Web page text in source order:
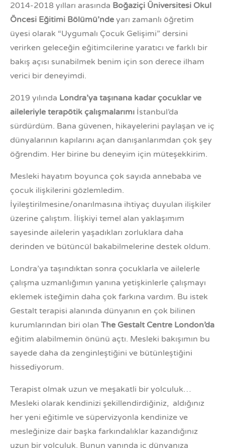
2014-2018 yılları arasında Boğaziçi Üniversitesi Okul
Öncesi Eğitimi Bölümü’nde yarı zamanlı öğretim
üyesi olarak “Uygumalı Çocuk Gelişimi” dersini
verirken geleceğin eğitimcilerine yaratıcı ve farklı bir
bakış açısı sunabilmek benim için son derece ilham
verici bir deneyimdi.
2019 yılında Londra’ya taşınana kadar çocuklar ve
aileleriyle terapötik çalışmalarımı İstanbul’da
sürdürdüm. Bana güvenen, hikayelerini paylaşan ve iç
dünyalarının kapılarını açan danışanlarımdan çok şey
öğrendim. Her birine bu deneyim için müteşekkirim.
Mesleki hayatım boyunca çok sayıda annebaba ve
çocuk ilişkilerini gözlemledim.
İyileştirilmesine/onarılmasına ihtiyaç duyulan ilişkiler
üzerine çalıştım. İlişkiyi temel alan yaklaşımım
sayesinde ailelerin yaşadıkları zorluklara daha
derinden ve bütüncül bakabilmelerine destek oldum.
Londra’ya taşındıktan sonra çocuklarla ve ailelerle
çalışma uzmanlığımın yanına yetişkinlerle çalışmayı
eklemek isteğimin daha çok farkına vardım. Bu istek
Gestalt terapisi alanında dünyanın en çok bilinen
kurumlarından biri olan The Gestalt Centre London’da
eğitim alabilmemin önünü açtı. Mesleki bakışımın bu
sayede daha da zenginleştiğini ve bütünleştiğini
hissediyorum.
Terapist olmak uzun ve meşakatli bir yolculuk…
Mesleki olarak kendinizi şekillendirdiğiniz, aldığınız
her yeni eğitimle ve süpervizyonla kendinize ve
mesleğinize dair başka farkındalıklar kazandığınız
uzun bir yolculuk. Bunun yanında iç dünyanıza